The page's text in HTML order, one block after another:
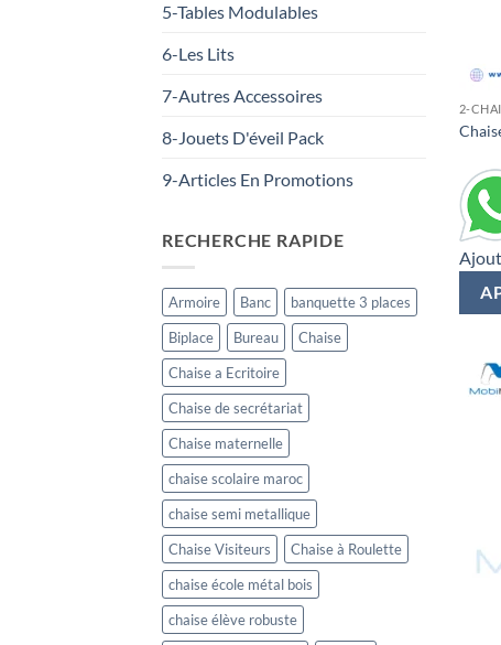
5-Tables Modulables
6-Les Lits
7-Autres Accessoires
8-Jouets D'éveil Pack
9-Articles En Promotions
RECHERCHE RAPIDE
Armoire Banc
banquette 3 places
Biplace
Bureau
Chaise
Chaise a Ecritoire
Chaise de secrétariat
Chaise maternelle
chaise scolaire maroc
chaise semi metallique
Chaise Visiteurs
Chaise à Roulette
chaise école métal bois
chaise élève robuste
2-